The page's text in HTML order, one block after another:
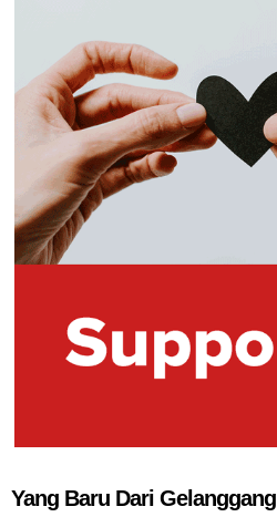
Yang Baru Dari Gelanggang